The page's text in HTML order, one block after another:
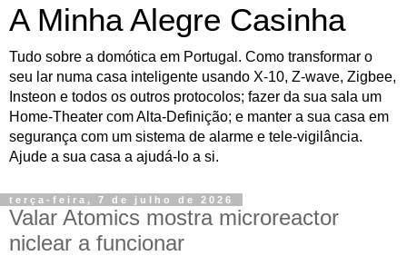
A Minha Alegre Casinha
Tudo sobre a domótica em Portugal. Como transformar o
seu lar numa casa inteligente usando X-10, Z-wave, Zigbee,
Insteon e todos os outros protocolos; fazer da sua sala um
Home-Theater com Alta-Definição; e manter a sua casa em
segurança com um sistema de alarme e tele-vigilância.
Ajude a sua casa a ajudá-lo a si.
terça-feira, 7 de julho de 2026
Valar Atomics mostra microreactor
niclear a funcionar